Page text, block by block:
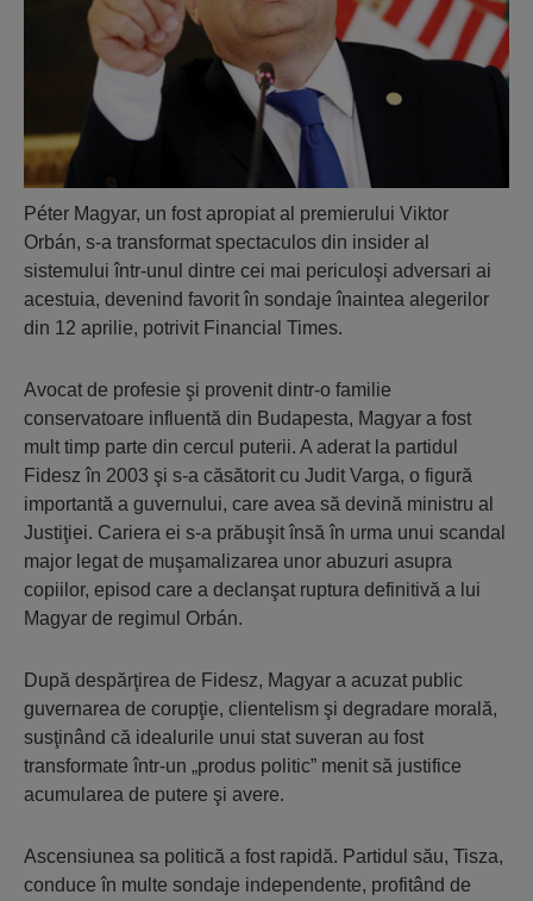
Péter Magyar, un fost apropiat al premierului Viktor
Orbán, s-a transformat spectaculos din insider al
sistemului într-unul dintre cei mai periculoşi adversari ai
acestuia, devenind favorit în sondaje înaintea alegerilor
din 12 aprilie, potrivit Financial Times.
Avocat de profesie şi provenit dintr-o familie
conservatoare influentă din Budapesta, Magyar a fost
mult timp parte din cercul puterii. A aderat la partidul
Fidesz în 2003 şi s-a căsătorit cu Judit Varga, o figură
importantă a guvernului, care avea să devină ministru al
Justiţiei. Cariera ei s-a prăbuşit însă în urma unui scandal
major legat de muşamalizarea unor abuzuri asupra
copiilor, episod care a declanşat ruptura definitivă a lui
Magyar de regimul Orbán.
După despărţirea de Fidesz, Magyar a acuzat public
guvernarea de corupţie, clientelism şi degradare morală,
susţinând că idealurile unui stat suveran au fost
transformate într-un „produs politic” menit să justifice
acumularea de putere şi avere.
Ascensiunea sa politică a fost rapidă. Partidul său, Tisza,
conduce în multe sondaje independente, profitând de